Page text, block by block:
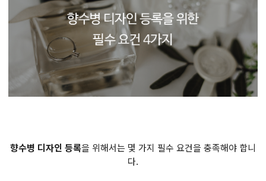
향수병 디자인 등록을 위해서는 몇 가지 필수 요건을 충족해야 합니
다.